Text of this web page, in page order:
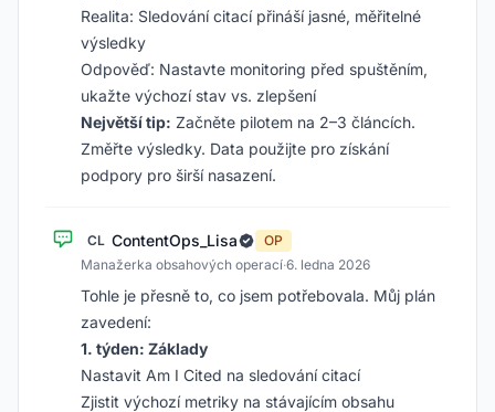
Realita: Sledování citací přináší jasné, měřitelné
výsledky
Odpověď: Nastavte monitoring před spuštěním,
ukažte výchozí stav vs. zlepšení
Největší tip: Začněte pilotem na 2–3 článcích.
Změřte výsledky. Data použijte pro získání
podpory pro širší nasazení.
CL ContentOps_Lisa
OP
Manažerka obsahových operací·6. ledna 2026
Tohle je přesně to, co jsem potřebovala. Můj plán
zavedení:
1. týden: Základy
Nastavit Am I Cited na sledování citací
Zjistit výchozí metriky na stávajícím obsahu